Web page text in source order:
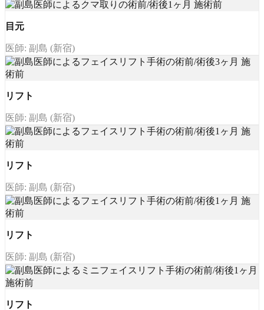
目元
医師: 副島 (新宿)
リフト
医師: 副島 (新宿)
リフト
医師: 副島 (新宿)
リフト
医師: 副島 (新宿)
リフト